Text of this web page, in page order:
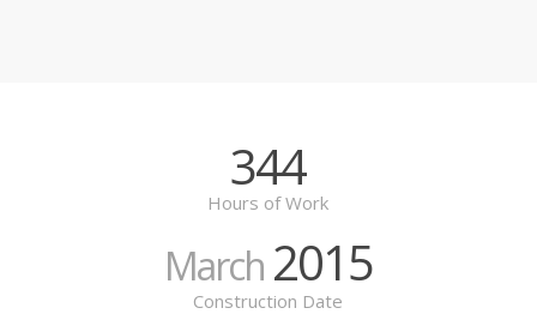
344
Hours of Work
March 2015
Construction Date